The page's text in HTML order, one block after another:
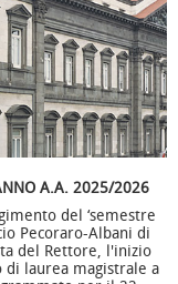
A.A. 2025/2026
del ‘semestre
Pecoraro-Albani di
del Rettore, l'inizio
laurea magistrale a